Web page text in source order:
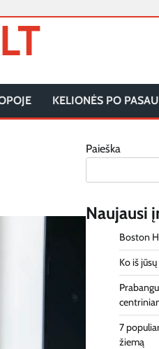
KELIONĖS PO
Paieška
Naujausi
Boston
Ko iš
7
žiemą